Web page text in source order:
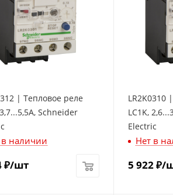
| Тепловое реле
Schneider
в наличии
₽/шт
LR2K0310
LC1K,
Electric
Нет в
5 922₽/